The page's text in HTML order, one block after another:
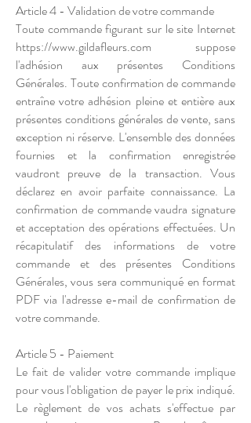
Article 4 - Validation de votre commande
Toute commande figurant sur le site Internet
https://www.gildafleurs.com suppose
l'adhésion aux présentes Conditions
Générales. Toute confirmation de commande
entraîne votre adhésion pleine et entière aux
présentes conditions générales de vente, sans
exception ni réserve. L'ensemble des données
fournies et la confirmation enregistrée
vaudront preuve de la transaction. Vous
déclarez en avoir parfaite connaissance. La
confirmation de commande vaudra signature
et acceptation des opérations effectuées. Un
récapitulatif des informations de votre
commande et des présentes Conditions
Générales, vous sera communiqué en format
PDF via l'adresse e-mail de confirmation de
votre commande.
Article 5 - Paiement
Le fait de valider votre commande implique
pour vous l'obligation de payer le prix indiqué.
Le règlement de vos achats s'effectue par